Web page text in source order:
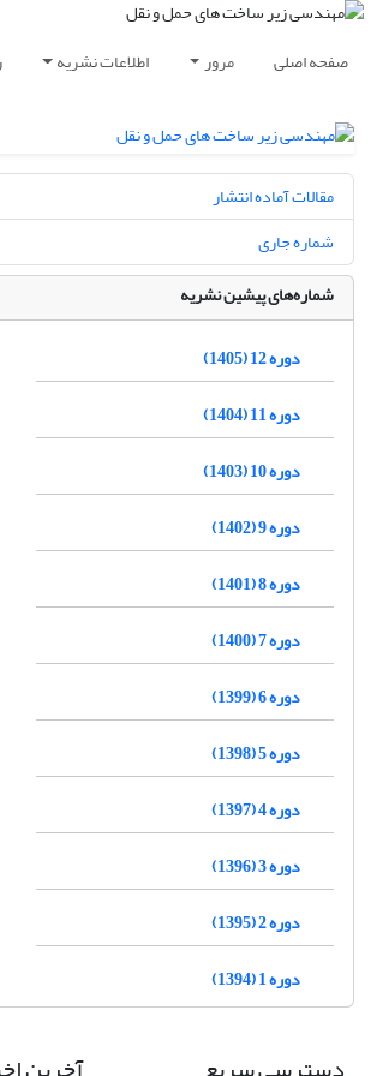
صفحه اصلی مرور اطلاعات نشریه
مقالات آماده انتشار
شماره جاری
شماره‌های پیشین نشریه
دوره 12 (1405)
دوره 11 (1404)
دوره 10 (1403)
دوره 9 (1402)
دوره 8 (1401)
دوره 7 (1400)
دوره 6 (1399)
دوره 5 (1398)
دوره 4 (1397)
دوره 3 (1396)
دوره 2 (1395)
دوره 1 (1394)